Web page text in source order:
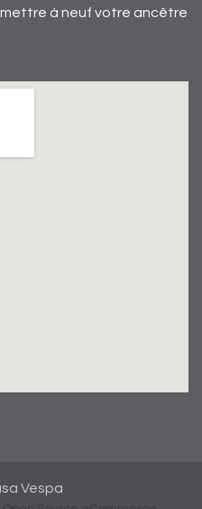
à neuf votre ancêtre
Vespa